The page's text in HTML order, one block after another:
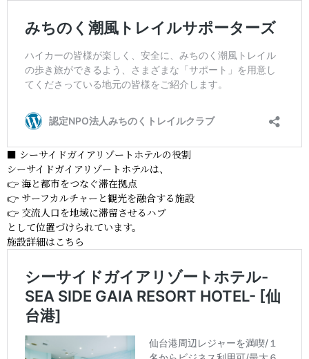
■ シーサイドガイアリゾートホテルの役割
シーサイドガイアリゾートホテルは、
👉 海と都市をつなぐ滞在拠点
👉 サーフカルチャーと観光を融合する施設
👉 交流人口を地域に滞留させるハブ
として位置づけられています。
施設詳細はこちら